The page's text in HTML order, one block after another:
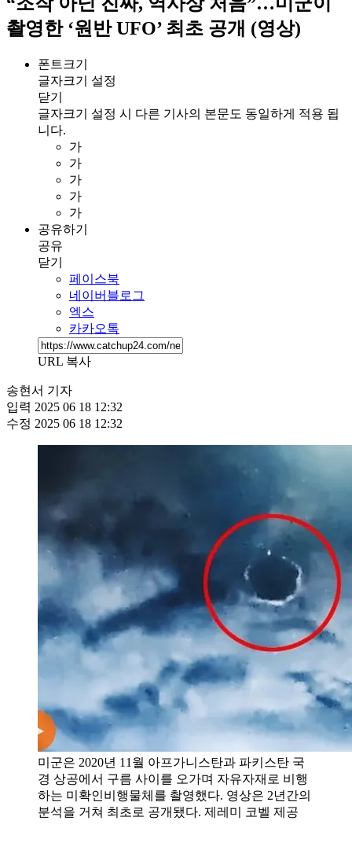
촬영한 ‘원반 UFO’ 최초 공개 (영상)
폰트크기
글자크기 설정
닫기
글자크기 설정 시 다른 기사의 본문도 동일하게 적용 됩
니다.
가
가
가
가
가
공유하기
공유
닫기
페이스북
네이버블로그
엑스
카카오톡
URL 복사
송현서 기자
입력 2025 06 18 12:32
수정 2025 06 18 12:32
미군은 2020년 11월 아프가니스탄과 파키스탄 국
경 상공에서 구름 사이를 오가며 자유자재로 비행
하는 미확인비행물체를 촬영했다. 영상은 2년간의
분석을 거쳐 최초로 공개됐다. 제레미 코벨 제공